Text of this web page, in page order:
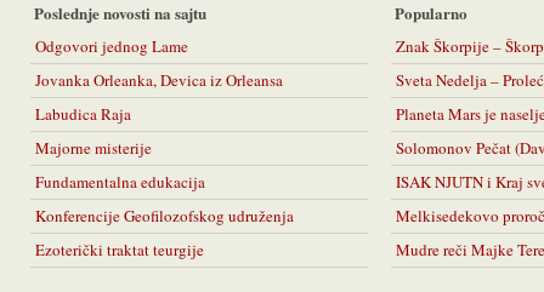
Poslednje novosti na sajtu
Odgovori jednog Lame
Jovanka Orleanka, Devica iz Orleansa
Labudica Raja
Majorne misterije
Fundamentalna edukacija
Konferencije Geofilozofskog udruženja
Ezoterički traktat teurgije
Popularno
Znak Škorpije –
Sveta Nedelja –
Planeta Mars je
Solomonov Pečat
ISAK NJUTN i Kraj
Melkisedekovo
Mudre reči Majke